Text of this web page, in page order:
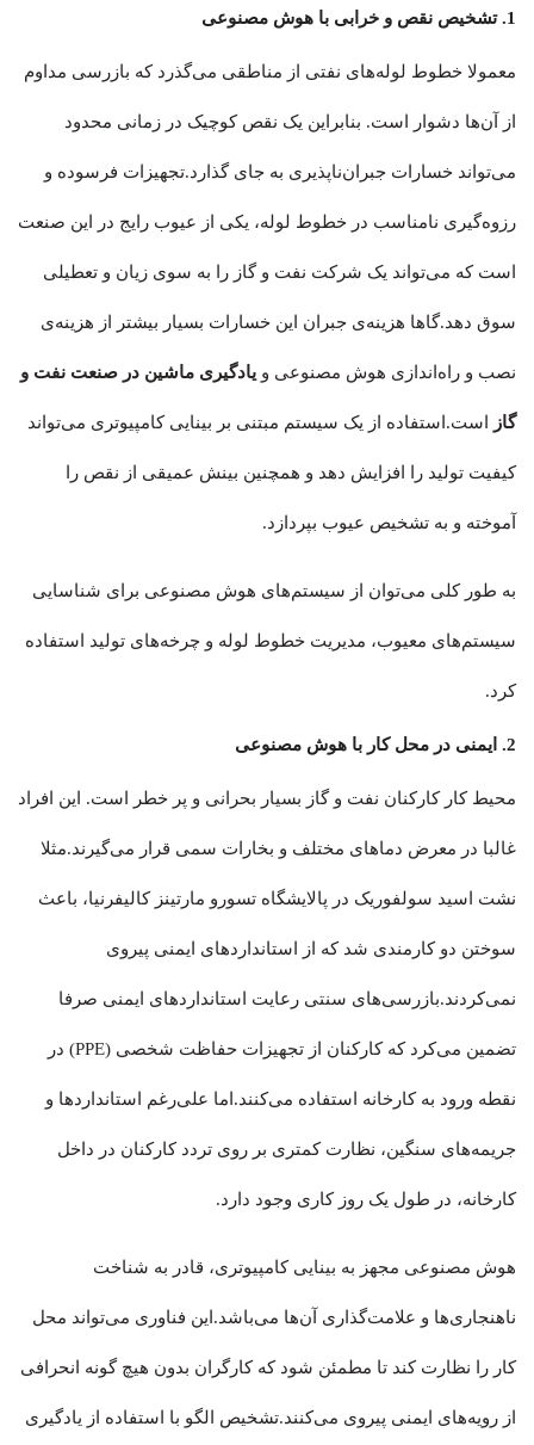
1. تشخیص نقص و خرابی با هوش مصنوعی
معمولا خطوط لوله‌های نفتی از مناطقی می‌گذرد که بازرسی مداوم
از آن‌ها دشوار است. بنابراین یک نقص کوچیک در زمانی محدود
می‌تواند خسارات جبران‌ناپذیری به جای گذارد.تجهیزات فرسوده و
رزوه‌گیری نامناسب در خطوط لوله، یکی از عیوب رایج در این صنعت
است که می‌تواند یک شرکت نفت و گاز را به سوی زیان و تعطیلی
سوق دهد.گاها هزینه‌ی جبران این خسارات بسیار بیشتر از هزینه‌ی
نصب و راه‌اندازی هوش مصنوعی و یادگیری ماشین در صنعت نفت و
گاز است.استفاده از یک سیستم مبتنی بر بینایی کامپیوتری می‌تواند
کیفیت تولید را افزایش دهد و همچنین بینش عمیقی از نقص را
آموخته و به تشخیص عیوب بپردازد.
به طور کلی می‌توان از سیستم‌های هوش مصنوعی برای شناسایی
سیستم‌های معیوب، مدیریت خطوط لوله و چرخه‌های تولید استفاده
کرد.
2. ایمنی در محل کار با هوش مصنوعی
محیط کار کارکنان نفت و گاز بسیار بحرانی و پر خطر است. این افراد
غالبا در معرض دماهای مختلف و بخارات سمی قرار می‌گیرند.مثلا
نشت اسید سولفوریک در پالایشگاه تسورو مارتینز کالیفرنیا، باعث
سوختن دو کارمندی شد که از استانداردهای ایمنی پیروی
نمی‌کردند.بازرسی‌های سنتی رعایت استانداردهای ایمنی صرفا
تضمین می‌کرد که کارکنان از تجهیزات حفاظت شخصی (PPE) در
نقطه ورود به کارخانه استفاده می‌کنند.اما علی‌رغم استانداردها و
جریمه‌های سنگین، نظارت کمتری بر روی تردد کارکنان در داخل
کارخانه، در طول یک روز کاری وجود دارد.
هوش مصنوعی مجهز به بینایی کامپیوتری، قادر به شناخت
ناهنجاری‌ها و علامت‌گذاری آن‌ها می‌باشد.این فناوری می‌تواند محل
کار را نظارت کند تا مطمئن شود که کارگران بدون هیچ گونه انحرافی
از رویه‌های ایمنی پیروی می‌کنند.تشخیص الگو با استفاده از یادگیری